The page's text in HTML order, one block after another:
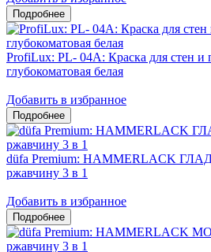
ProfiLux: PL- 04А: Краска для стен и
глубокоматовая белая
Добавить в избранное
düfa Premium: HAMMERLACK
ржавчину 3 в 1
Добавить в избранное